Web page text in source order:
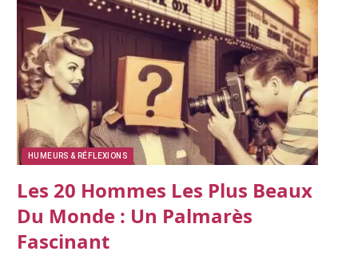
HUMEURS & RÉFLEXIONS
Les 20 Hommes Les Plus Beaux
Du Monde : Un Palmarès
Fascinant